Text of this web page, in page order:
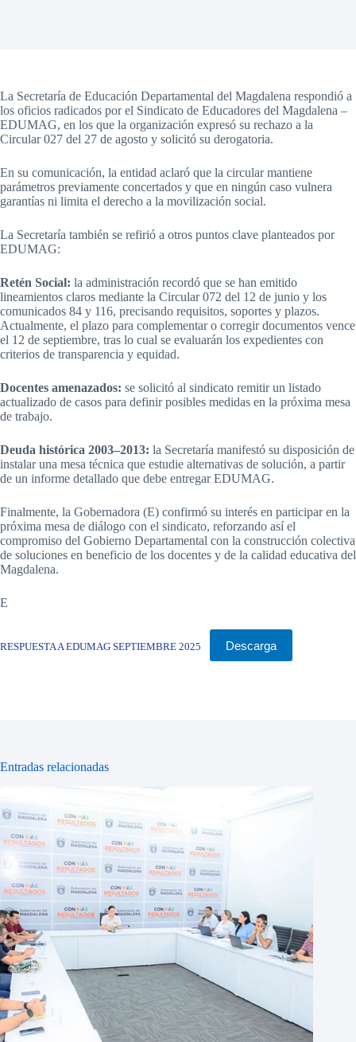
La Secretaría de Educación Departamental del Magdalena respondió a
los oficios radicados por el Sindicato de Educadores del Magdalena –
EDUMAG, en los que la organización expresó su rechazo a la
Circular 027 del 27 de agosto y solicitó su derogatoria.
En su comunicación, la entidad aclaró que la circular mantiene
parámetros previamente concertados y que en ningún caso vulnera
garantías ni limita el derecho a la movilización social.
La Secretaría también se refirió a otros puntos clave planteados por
EDUMAG:
Retén Social: la administración recordó que se han emitido
lineamientos claros mediante la Circular 072 del 12 de junio y los
comunicados 84 y 116, precisando requisitos, soportes y plazos.
Actualmente, el plazo para complementar o corregir documentos vence
el 12 de septiembre, tras lo cual se evaluarán los expedientes con
criterios de transparencia y equidad.
Docentes amenazados: se solicitó al sindicato remitir un listado
actualizado de casos para definir posibles medidas en la próxima mesa
de trabajo.
Deuda histórica 2003–2013: la Secretaría manifestó su disposición de
instalar una mesa técnica que estudie alternativas de solución, a partir
de un informe detallado que debe entregar EDUMAG.
Finalmente, la Gobernadora (E) confirmó su interés en participar en la
próxima mesa de diálogo con el sindicato, reforzando así el
compromiso del Gobierno Departamental con la construcción colectiva
de soluciones en beneficio de los docentes y de la calidad educativa del
Magdalena.
E
RESPUESTA A EDUMAG SEPTIEMBRE 2025 Descarga
Entradas relacionadas